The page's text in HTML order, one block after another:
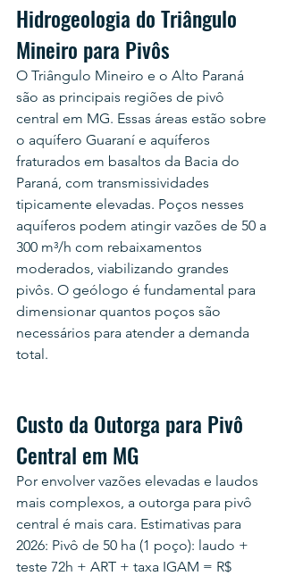
Hidrogeologia do Triângulo
Mineiro para Pivôs
O Triângulo Mineiro e o Alto Paraná
são as principais regiões de pivô
central em MG. Essas áreas estão sobre
o aquífero Guaraní e aquíferos
fraturados em basaltos da Bacia do
Paraná, com transmissividades
tipicamente elevadas. Poços nesses
aquíferos podem atingir vazões de 50 a
300 m³/h com rebaixamentos
moderados, viabilizando grandes
pivôs. O geólogo é fundamental para
dimensionar quantos poços são
necessários para atender a demanda
total.
Custo da Outorga para Pivô
Central em MG
Por envolver vazões elevadas e laudos
mais complexos, a outorga para pivô
central é mais cara. Estimativas para
2026: Pivô de 50 ha (1 poço): laudo +
teste 72h + ART + taxa IGAM = R$